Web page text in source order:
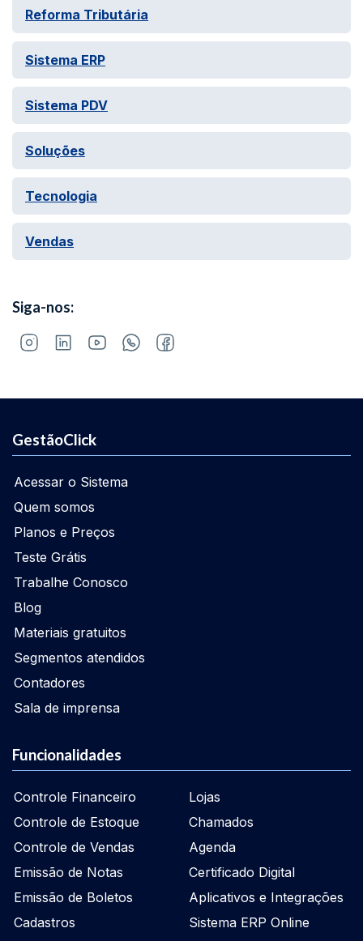
Reforma Tributária
Sistema ERP
Sistema PDV
Soluções
Tecnologia
Vendas
Siga-nos:
GestãoClick
Acessar o Sistema
Quem somos
Planos e Preços
Teste Grátis
Trabalhe Conosco
Blog
Materiais gratuitos
Segmentos atendidos
Contadores
Sala de imprensa
Funcionalidades
Controle Financeiro
Controle de Estoque
Controle de Vendas
Emissão de Notas
Emissão de Boletos
Cadastros
Lojas
Chamados
Agenda
Certificado Digital
Aplicativos e Integrações
Sistema ERP Online